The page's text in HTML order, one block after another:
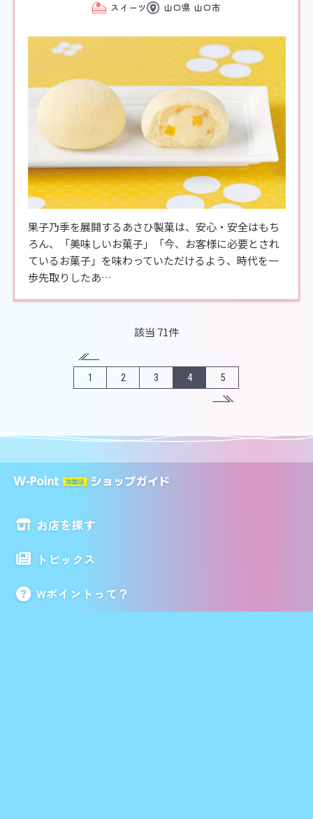
スイーツ 山口県 山口市
果子乃季を展開するあさひ製菓は、安心・安全はもち
ろん、「美味しいお菓子」「今、お客様に必要とされ
ているお菓子」を味わっていただけるよう、時代を一
歩先取りしたあ…
該当 71件
1 2 3 4 5
お店を探す
トピックス
Wポイントって？